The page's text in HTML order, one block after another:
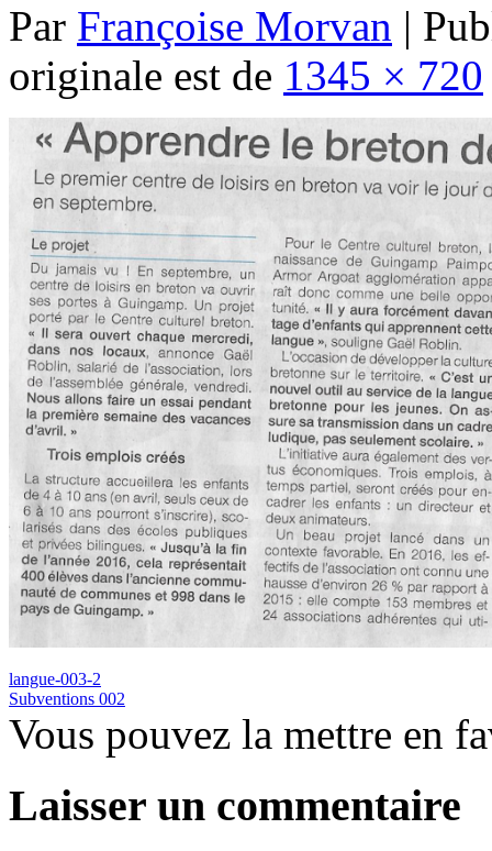
Par Françoise Morvan |
originale est de 1345 × 720
langue-003-2
Subventions 002
Vous pouvez la mettre en
Laisser un commentaire